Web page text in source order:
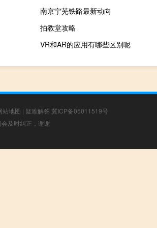
南京宁芜铁路最新动向
拍教堂攻略
VR和AR的应用有哪些区别呢
站地图 | 疑难解答 冀ICP备05011519号
及时纠正，谢谢